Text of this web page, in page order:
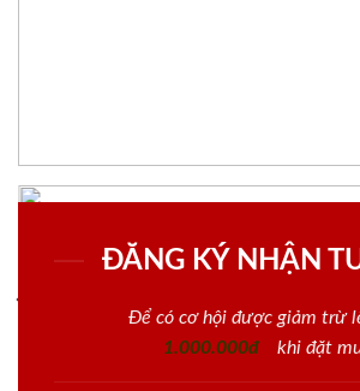
ĐĂNG KÝ NHẬN
Để có cơ hội được giảm trừ
1.000.000đ
khi đặt